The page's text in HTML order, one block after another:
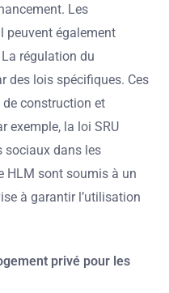
Les
peuvent également
régulation du
des lois spécifiques. Ces
construction et
exemple, la loi SRU
sociaux dans les
HLM sont soumis à un
à garantir l’utilisation
privé pour les